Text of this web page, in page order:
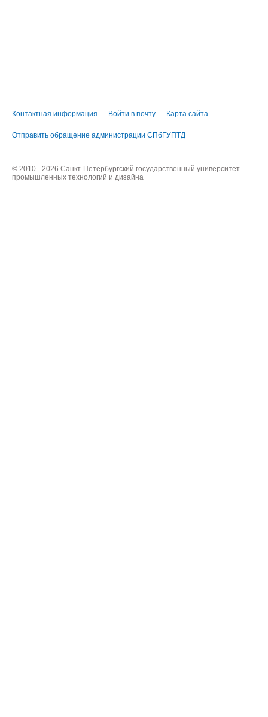
Контактная информация Войти в почту Карта сайта
Отправить обращение администрации СПбГУПТД
© 2010 - 2026 Санкт-Петербургский государственный университет
промышленных технологий и дизайна